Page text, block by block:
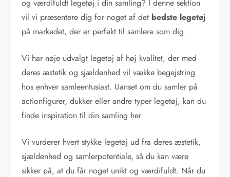
og værdifuldt legetøj i din samling? I denne sektion
vil vi præsentere dig for noget af det bedste legetøj
på markedet, der er perfekt til samlere som dig.
Vi har nøje udvalgt legetøj af høj kvalitet, der med
deres æstetik og sjældenhed vil vække begejstring
hos enhver samleentusiast. Uanset om du samler på
actionfigurer, dukker eller andre typer legetøj, kan du
finde inspiration til din samling her.
Vi vurderer hvert stykke legetøj ud fra deres æstetik,
sjældenhed og samlerpotentiale, så du kan være
sikker på, at du får noget unikt og værdifuldt. Når du